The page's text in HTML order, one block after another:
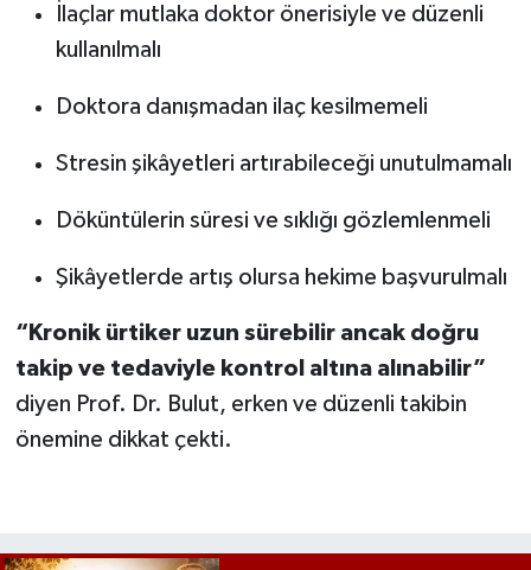
İlaçlar mutlaka doktor önerisiyle ve düzenli
kullanılmalı
Doktora danışmadan ilaç kesilmemeli
Stresin şikâyetleri artırabileceği unutulmamalı
Döküntülerin süresi ve sıklığı gözlemlenmeli
Şikâyetlerde artış olursa hekime başvurulmalı
“Kronik ürtiker uzun sürebilir ancak doğru
takip ve tedaviyle kontrol altına alınabilir”
diyen Prof. Dr. Bulut, erken ve düzenli takibin
önemine dikkat çekti.